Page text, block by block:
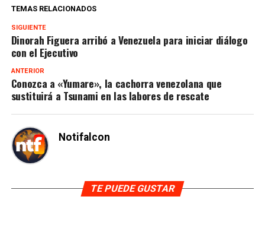
TEMAS RELACIONADOS
SIGUIENTE
Dinorah Figuera arribó a Venezuela para iniciar diálogo
con el Ejecutivo
ANTERIOR
Conozca a «Yumare», la cachorra venezolana que
sustituirá a Tsunami en las labores de rescate
Notifalcon
TE PUEDE GUSTAR